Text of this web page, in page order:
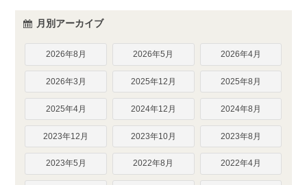
月別アーカイブ
2026年8月 2026年5月 2026年4月
2026年3月 2025年12月 2025年8月
2025年4月 2024年12月 2024年8月
2023年12月 2023年10月 2023年8月
2023年5月 2022年8月 2022年4月